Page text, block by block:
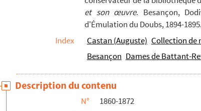
et son œuvre. Besançon,
d'Émulation du Doubs, 1894-
Index
Castan (Auguste) Collection de
Besançon Dames de Battant-
Description du contenu
N°
1860-1872